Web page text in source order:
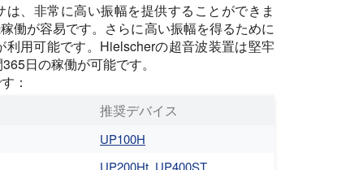
、非常に高い振幅を提供することができま
働が容易です。さらに高い振幅を得るために
用可能です。Hielscherの超音波装置は堅牢
日の稼働が可能です。
：
推奨デバイス
UP100H